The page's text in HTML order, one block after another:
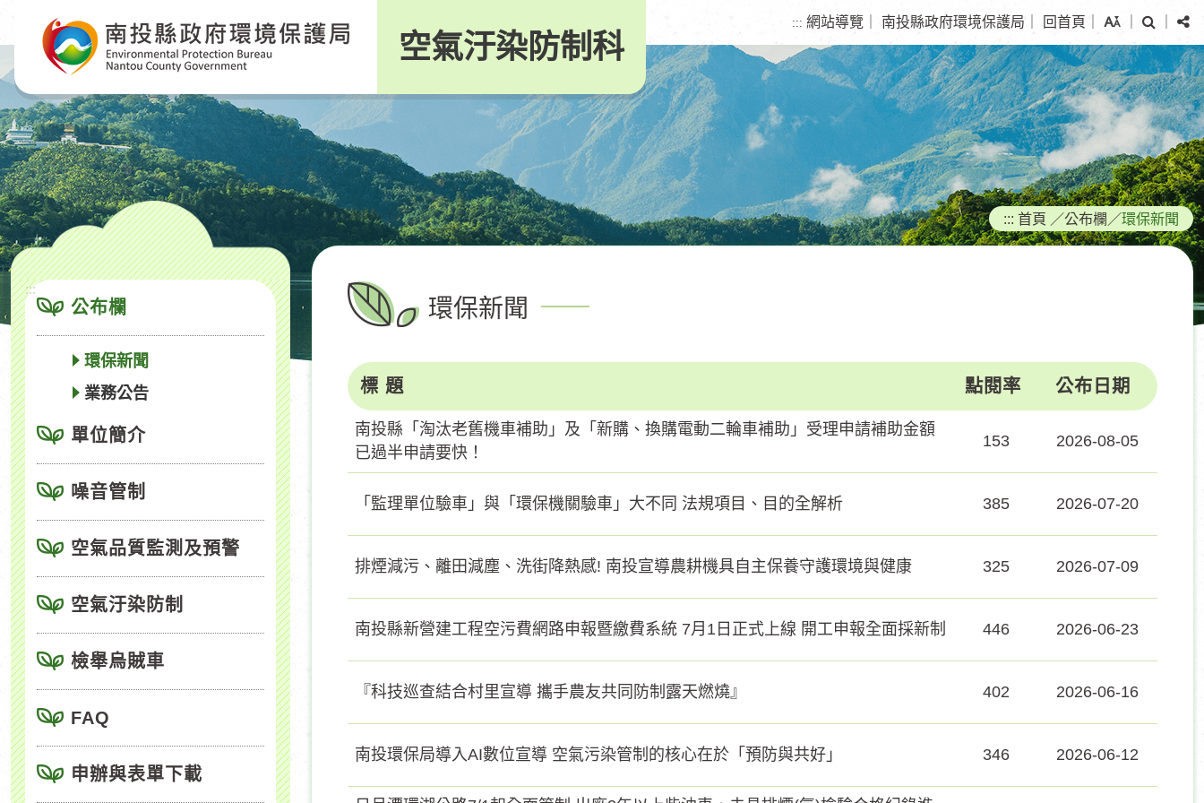
要
內
容
區
塊
空氣汙染防制科
::: 網站導覽 南投縣政府環境保護局 回首頁
尋
分
享
:::
公布欄
環保新聞
業務公告
單位簡介
噪音管制
空氣品質監測及預警
空氣汙染防制
檢舉烏賊車
FAQ
申辦與表單下載
::: 首頁 ／公布欄 ／環保新聞
環保新聞
標 題 點閱率 公布日期
南投縣「淘汰老舊機車補助」及「新購、換購電動二輪車補助」受理申請補助金額
已過半申請要快！
153 2026-08-05
「監理單位驗車」與「環保機關驗車」大不同 法規項目、目的全解析 385 2026-07-20
排煙減污、離田減塵、洗街降熱感! 南投宣導農耕機具自主保養守護環境與健康 325 2026-07-09
南投縣新營建工程空污費網路申報暨繳費系統 7月1日正式上線 開工申報全面採新制 446 2026-06-23
『科技巡查結合村里宣導 攜手農友共同防制露天燃燒』 402 2026-06-16
南投環保局導入AI數位宣導 空氣污染管制的核心在於「預防與共好」 346 2026-06-12